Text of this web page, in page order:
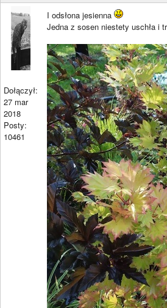
Dołączył:
27 mar
2018
Posty:
10461
I odsłona jesienna
Jedna z sosen niestety uschła i